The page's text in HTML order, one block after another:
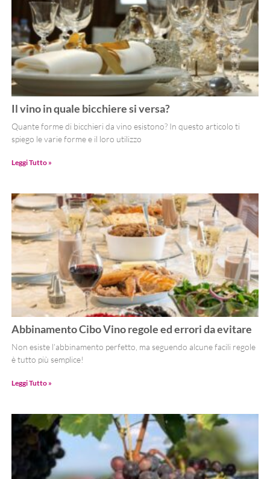
Il vino in quale bicchiere si versa?
Quante forme di bicchieri da vino esistono? In questo articolo ti
spiego le varie forme e il loro utilizzo
Leggi Tutto »
Abbinamento Cibo Vino regole ed errori da evitare
Non esiste l’abbinamento perfetto, ma seguendo alcune facili regole
è tutto più semplice!
Leggi Tutto »